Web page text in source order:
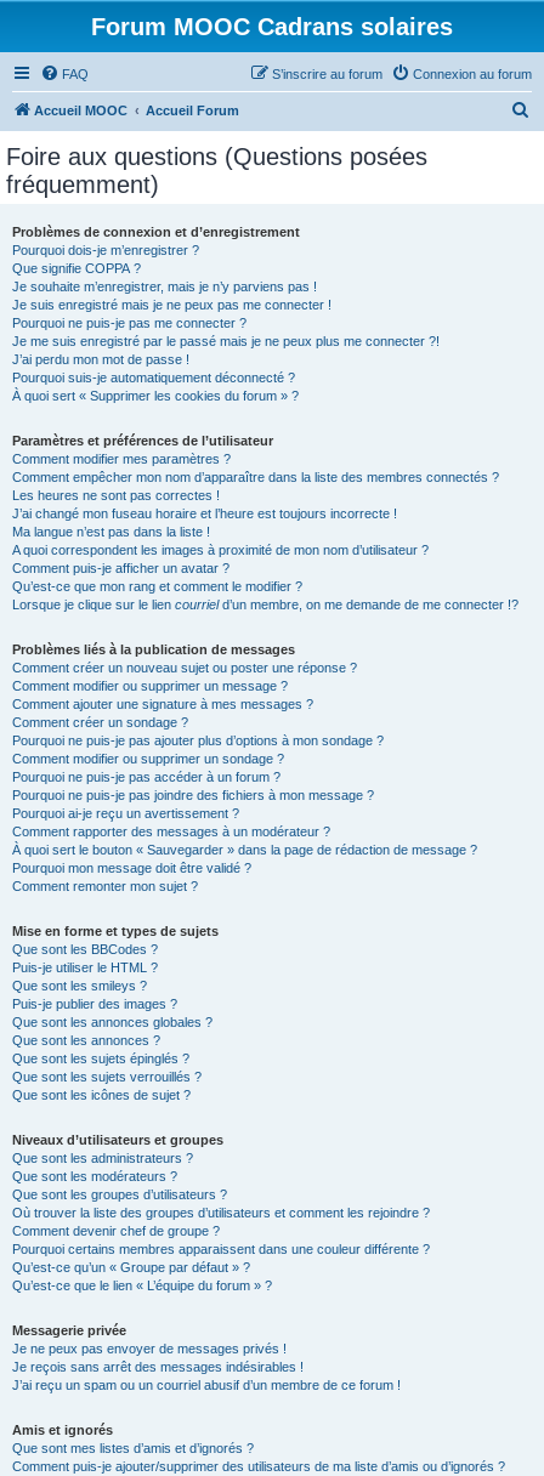
Forum MOOC Cadrans solaires
FAQ Connexion au forum
S’inscrire au forum
Accueil MOOC Accueil Forum
Foire aux questions (Questions posées
fréquemment)
Problèmes de connexion et d’enregistrement
Pourquoi dois-je m’enregistrer ?
Que signifie COPPA ?
Je souhaite m’enregistrer, mais je n’y parviens pas !
Je suis enregistré mais je ne peux pas me connecter !
Pourquoi ne puis-je pas me connecter ?
Je me suis enregistré par le passé mais je ne peux plus me connecter ?!
J’ai perdu mon mot de passe !
Pourquoi suis-je automatiquement déconnecté ?
À quoi sert « Supprimer les cookies du forum » ?
Paramètres et préférences de l’utilisateur
Comment modifier mes paramètres ?
Comment empêcher mon nom d’apparaître dans la liste des membres connectés ?
Les heures ne sont pas correctes !
J’ai changé mon fuseau horaire et l’heure est toujours incorrecte !
Ma langue n’est pas dans la liste !
A quoi correspondent les images à proximité de mon nom d’utilisateur ?
Comment puis-je afficher un avatar ?
Qu’est-ce que mon rang et comment le modifier ?
Lorsque je clique sur le lien courrield’un membre, on me demande de me connecter !?
Problèmes liés à la publication de messages
Comment créer un nouveau sujet ou poster une réponse ?
Comment modifier ou supprimer un message ?
Comment ajouter une signature à mes messages ?
Comment créer un sondage ?
Pourquoi ne puis-je pas ajouter plus d’options à mon sondage ?
Comment modifier ou supprimer un sondage ?
Pourquoi ne puis-je pas accéder à un forum ?
Pourquoi ne puis-je pas joindre des fichiers à mon message ?
Pourquoi ai-je reçu un avertissement ?
Comment rapporter des messages à un modérateur ?
À quoi sert le bouton « Sauvegarder » dans la page de rédaction de message ?
Pourquoi mon message doit être validé ?
Comment remonter mon sujet ?
Mise en forme et types de sujets
Que sont les BBCodes ?
Puis-je utiliser le HTML ?
Que sont les smileys ?
Puis-je publier des images ?
Que sont les annonces globales ?
Que sont les annonces ?
Que sont les sujets épinglés ?
Que sont les sujets verrouillés ?
Que sont les icônes de sujet ?
Niveaux d’utilisateurs et groupes
Que sont les administrateurs ?
Que sont les modérateurs ?
Que sont les groupes d’utilisateurs ?
Où trouver la liste des groupes d’utilisateurs et comment les rejoindre ?
Comment devenir chef de groupe ?
Pourquoi certains membres apparaissent dans une couleur différente ?
Qu’est-ce qu’un « Groupe par défaut » ?
Qu’est-ce que le lien « L’équipe du forum » ?
Messagerie privée
Je ne peux pas envoyer de messages privés !
Je reçois sans arrêt des messages indésirables !
J’ai reçu un spam ou un courriel abusif d’un membre de ce forum !
Amis et ignorés
Que sont mes listes d’amis et d’ignorés ?
Comment puis-je ajouter/supprimer des utilisateurs de ma liste d’amis ou d’ignorés ?